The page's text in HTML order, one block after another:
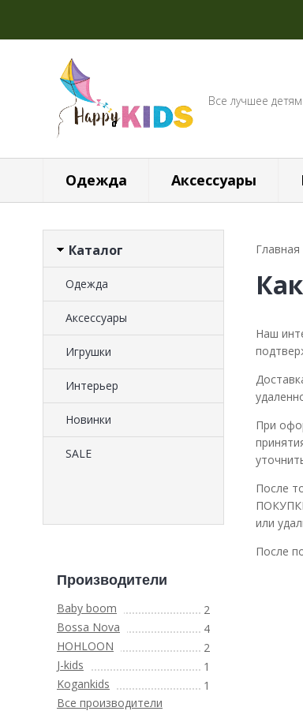
Все лучшее детям
Одежда Аксессуары
Каталог
Одежда
Аксессуары
Игрушки
Интерьер
Новинки
SALE
Производители
Baby boom
2
Bossa Nova
4
HOHLOON
2
J-kids
1
Kogankids
1
Все производители
Главная
Наш
При
После
или
После